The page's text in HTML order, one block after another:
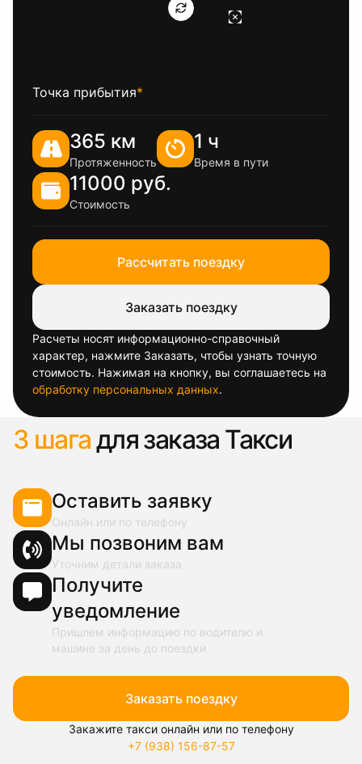
Точка прибытия*
365 км
Протяженность
1 ч
Время в пути
11000 руб.
Стоимость
Рассчитать поездку
Заказать поездку
Расчеты носят информационно-справочный
характер, нажмите Заказать, чтобы узнать точную
стоимость. Нажимая на кнопку, вы соглашаетесь на
обработку персональных данных.
3 шагадля заказа Такси
Оставить заявку
Онлайн или по телефону
Мы позвоним вам
Уточним детали заказа
Получите
уведомление
Пришлем информацию по водителю и
машине за день до поездки
Заказать поездку
Закажите такси онлайн или по телефону
+7 (938) 156-87-57